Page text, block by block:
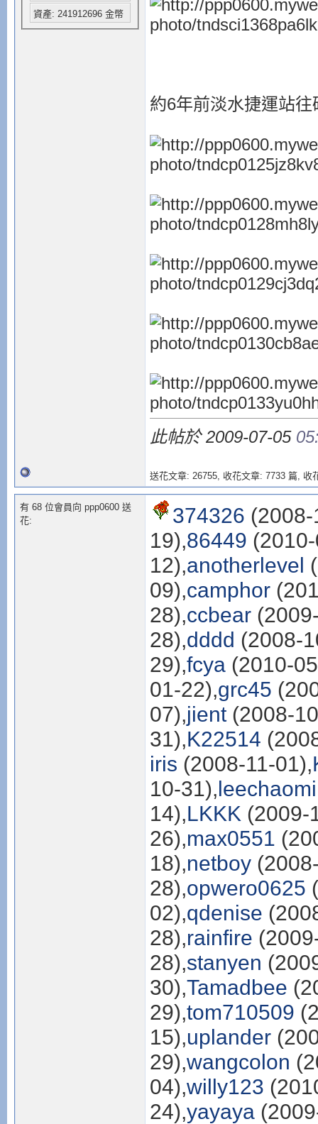
資產: 241912696 金幣
約6年前淡水捷運站
此帖於 2009-07-05
送花文章: 26755, 收花文章: 7733 篇, 收
有 68 位會員向 ppp0600 送
花:
374326
19),86449
12),anotherlevel
09),camphor
28),ccbear
28),dddd (2008-
29),fcya(2010-
01-22),grc45
07),jient(2008-
31),K22514
iris (2008-11-01),
10-31),
14),LKKK (2009-
26),max0551
18),netboy
28),opwero0625
02),qdenise
28),rainfire
28),stanyen
30),Tamadbee
29),tom710509
15),uplander
29),wangcolon
04),willy123
24),yayaya